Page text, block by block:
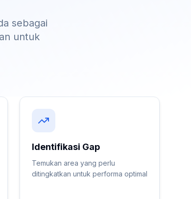
sebagai
untuk
Identifikasi Gap
Temukan area yang perlu
ditingkatkan untuk performa optimal